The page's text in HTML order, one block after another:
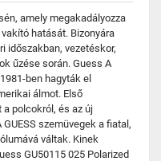
amely megakadályozza
hatását. Bizonyára
időszakban, vezetéskor,
űzése során. Guess A
ben hagyták el
álmot. Első
polcokról, és az új
szemüvegek a fiatal,
váltak. Kinek
GU50115 025 Polarized